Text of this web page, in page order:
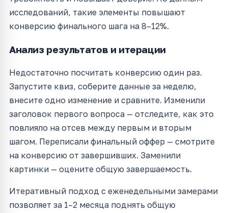
исследований, такие элементы повышают
конверсию финального шага на 8–12%.
Анализ результатов и итерации
Недостаточно посчитать конверсию один раз.
Запустите квиз, соберите данные за неделю,
внесите одно изменение и сравните. Изменили
заголовок первого вопроса — отследите, как это
повлияло на отсев между первым и вторым
шагом. Переписали финальный оффер — смотрите
на конверсию от завершивших. Заменили
картинки — оцените общую завершаемость.
Итеративный подход с еженедельными замерами
позволяет за 1–2 месяца поднять общую